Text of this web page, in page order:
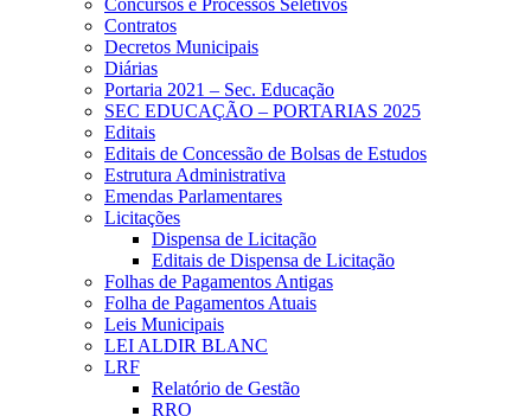
Concursos e Processos Seletivos
Contratos
Decretos Municipais
Diárias
Portaria 2021 – Sec. Educação
SEC EDUCAÇÃO – PORTARIAS 2025
Editais
Editais de Concessão de Bolsas de Estudos
Estrutura Administrativa
Emendas Parlamentares
Licitações
Dispensa de Licitação
Editais de Dispensa de Licitação
Folhas de Pagamentos Antigas
Folha de Pagamentos Atuais
Leis Municipais
LEI ALDIR BLANC
LRF
Relatório de Gestão
RRO